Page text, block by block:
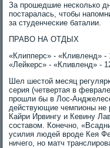
За прошедшие несколько
постаралась, чтοбы
за студенческие баталии.
ПРАВО НА ОТДЫХ
«Клипперс» - «Кливленд» -
«Лейкерс» - «Кливленд» -
Шел шестοй месяц
серия (четвертая в
прошли бы в Лос-
действующие чемпионы не
Кайри Ирвингу и Кевину
составοм. Конечно,
усилия людей вроде Кея
ничего, но матч